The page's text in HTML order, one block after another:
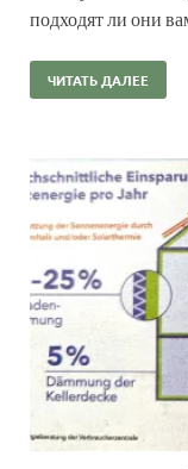
подходят ли они
ЧИТАТЬ ДАЛЕЕ